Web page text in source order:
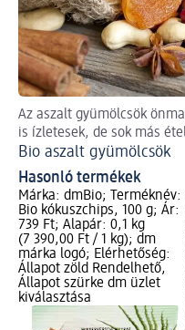
Az aszalt gyümölcsök
is ízletesek, de sok más
Bio aszalt gyümölcsök
Hasonló termékek
Márka: dmBio; Terméknév:
Bio kókuszchips, 100 g; Ár:
739 Ft; Alapár: 0,1 kg
(7 390,00 Ft / 1 kg); dm
márka logó; Elérhetőség:
Állapot zöld Rendelhető,
Állapot szürke dm üzlet
kiválasztása